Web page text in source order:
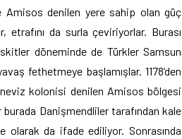
Amisos denilen yere sahip olan güç
etrafını da surla çeviriyorlar. Burası
döneminde de Türkler Samsun
fethetmeye başlamışlar. 1178’den
kolonisi denilen Amisos bölgesi
Danişmendliler tarafından kale
olarak da ifade ediliyor. Sonrasında